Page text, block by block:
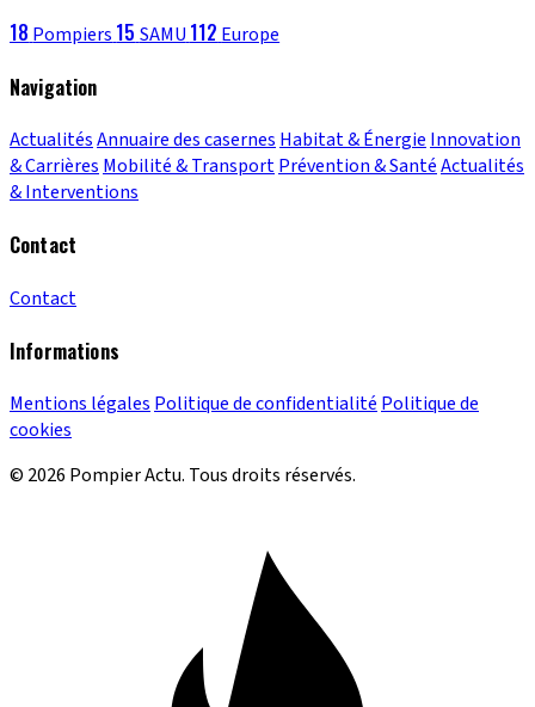
18 Pompiers 15 SAMU 112 Europe
Navigation
ActualitésAnnuaire des casernes Habitat & Énergie Innovation
& Carrières Mobilité & TransportPrévention & SantéActualités
& Interventions
Contact
Contact
Informations
Mentions légales Politique de confidentialité Politique de
cookies
© 2026 Pompier Actu. Tous droits réservés.